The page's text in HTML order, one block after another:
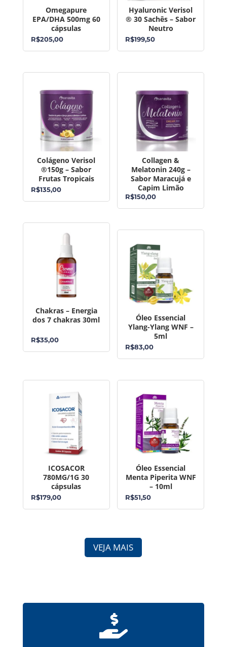
Omegapure
EPA/DHA 500mg 60
cápsulas
R$205,00
Hyaluronic Verisol
® 30 Sachês – Sabor
Neutro
R$199,50
Colágeno Verisol
®150g – Sabor
Frutas Tropicais
R$135,00
Collagen &
Melatonin 240g –
Sabor Maracujá e
Capim Limão
R$150,00
Chakras – Energia
dos 7 chakras 30ml
R$35,00
Óleo Essencial
Ylang-Ylang WNF –
5ml
R$83,00
ICOSACOR
780MG/1G 30
cápsulas
R$179,00
Óleo Essencial
Menta Piperita WNF
– 10ml
R$51,50
VEJA MAIS
